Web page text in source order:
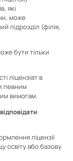
які
може
підрозділ (філія,
бути тільки
ліцензіат в
певним
вимогам.
ліцензії
освіту або базову